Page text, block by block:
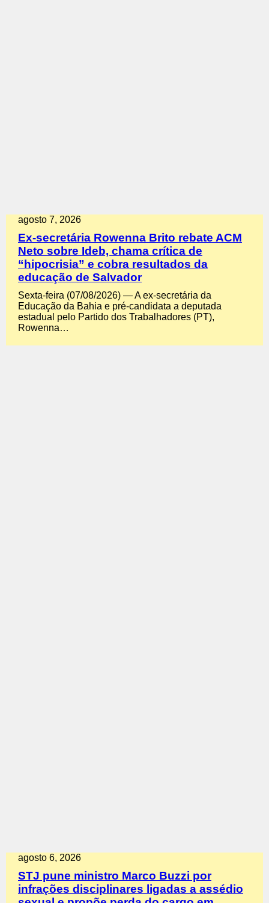
agosto 7, 2026
Ex-secretária Rowenna Brito rebate ACM
Neto sobre Ideb, chama crítica de
“hipocrisia” e cobra resultados da
educação de Salvador
Sexta-feira (07/08/2026) — A ex-secretária da
Educação da Bahia e pré-candidata a deputada
estadual pelo Partido dos Trabalhadores (PT),
Rowenna…
agosto 6, 2026
STJ pune ministro Marco Buzzi por
infrações disciplinares ligadas a assédio